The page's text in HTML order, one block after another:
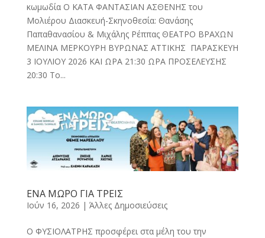
κωμωδία Ο ΚΑΤΑ ΦΑΝΤΑΣΙΑΝ ΑΣΘΕΝΗΣ του
Μολιέρου Διασκευή-Σκηνοθεσία: Θανάσης
Παπαθανασίου & Μιχάλης Ρέππας ΘΕΑΤΡΟ ΒΡΑΧΩΝ
ΜΕΛΙΝΑ ΜΕΡΚΟΥΡΗ ΒΥΡΩΝΑΣ ΑΤΤΙΚΗΣ ΠΑΡΑΣΚΕΥΗ
3 ΙΟΥΛΙΟΥ 2026 ΚΑΙ ΩΡΑ 21:30 ΩΡΑ ΠΡΟΣΕΛΕΥΣΗΣ
20:30 Το...
ΕΝΑ ΜΩΡΟ ΓΙΑ ΤΡΕΙΣ
Ιούν 16, 2026 | Άλλες Δημοσιεύσεις
Ο ΦΥΣΙΟΛΑΤΡΗΣ προσφέρει στα μέλη του την